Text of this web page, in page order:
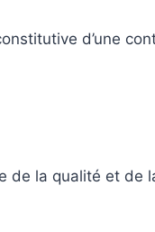
d’une
de la qualité et de